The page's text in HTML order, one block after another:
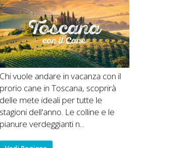
Chi vuole andare in vacanza con il
prorio cane in Toscana, scoprirà
delle mete ideali per tutte le
stagioni dell'anno. Le colline e le
pianure verdeggianti n...